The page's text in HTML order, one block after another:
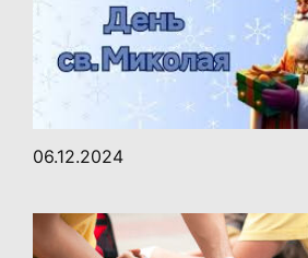
06.12.2024